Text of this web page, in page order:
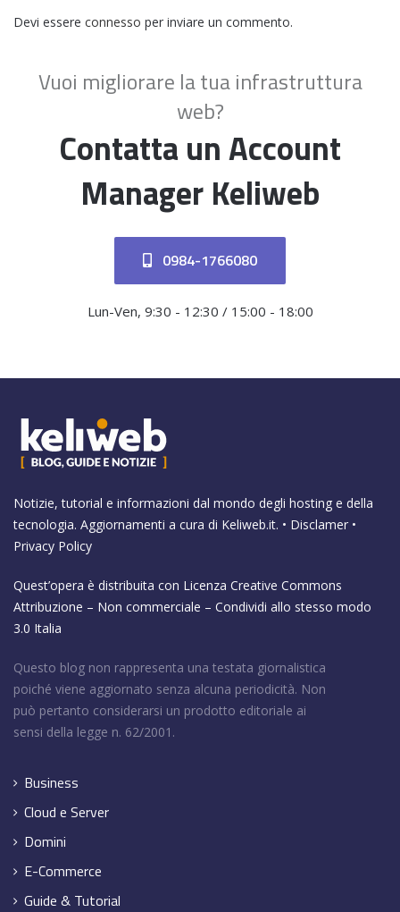
Devi essere connesso per inviare un commento.
Vuoi migliorare la tua infrastruttura
web?
Contatta un Account
Manager Keliweb
0984-1766080
Lun-Ven, 9:30 - 12:30 / 15:00 - 18:00
Notizie, tutorial e informazioni dal mondo degli hosting e della
tecnologia. Aggiornamenti a cura di Keliweb.it. • Disclamer •
Privacy Policy
Quest’opera è distribuita con Licenza Creative Commons
Attribuzione – Non commerciale – Condividi allo stesso modo
3.0 Italia
Questo blog non rappresenta una testata giornalistica
poiché viene aggiornato senza alcuna periodicità. Non
può pertanto considerarsi un prodotto editoriale ai
sensi della legge n. 62/2001.
Business
Cloud e Server
Domini
E-Commerce
Guide & Tutorial